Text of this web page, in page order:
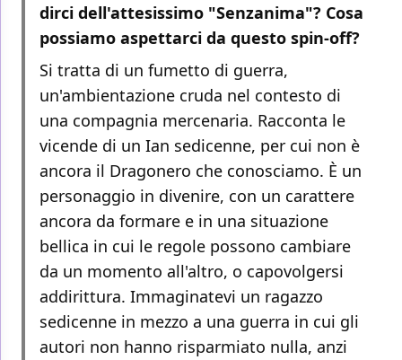
dirci dell'attesissimo "Senzanima"? Cosa
possiamo aspettarci da questo spin-off?
Si tratta di un fumetto di guerra,
un'ambientazione cruda nel contesto di
una compagnia mercenaria. Racconta le
vicende di un Ian sedicenne, per cui non è
ancora il Dragonero che conosciamo. È un
personaggio in divenire, con un carattere
ancora da formare e in una situazione
bellica in cui le regole possono cambiare
da un momento all'altro, o capovolgersi
addirittura. Immaginatevi un ragazzo
sedicenne in mezzo a una guerra in cui gli
autori non hanno risparmiato nulla, anzi